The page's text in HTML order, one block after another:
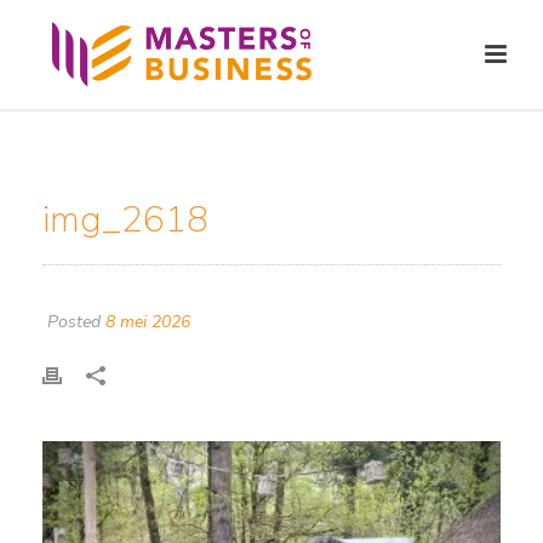
img_2618
Posted 8 mei 2026